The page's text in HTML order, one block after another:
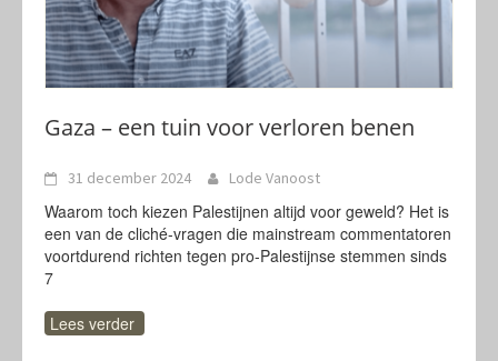
Gaza – een tuin voor verloren benen
31 december 2024 Lode Vanoost
Waarom toch kiezen Palestijnen altijd voor geweld? Het is
een van de cliché-vragen die mainstream commentatoren
voortdurend richten tegen pro-Palestijnse stemmen sinds
7
Lees verder